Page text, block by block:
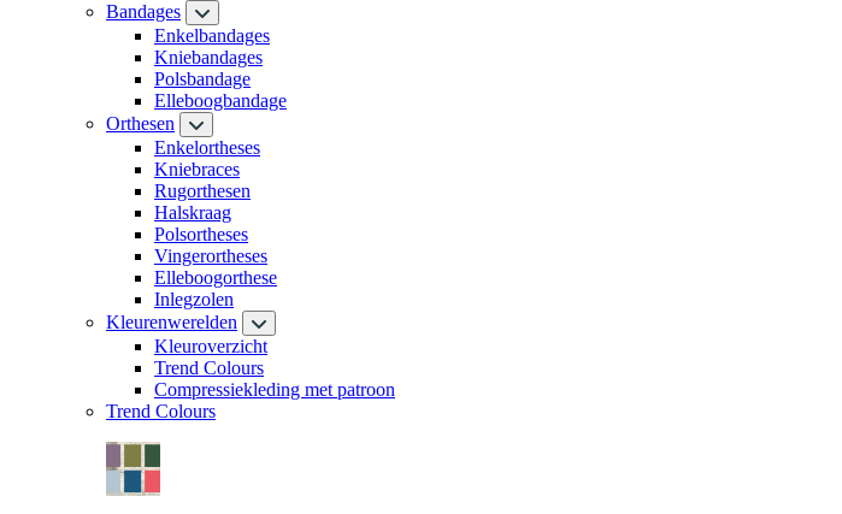
Bandages
Enkelbandages
Kniebandages
Polsbandage
Elleboogbandage
Orthesen
Enkelortheses
Kniebraces
Rugorthesen
Halskraag
Polsortheses
Vingerortheses
Elleboogorthese
Inlegzolen
Kleurenwerelden
Kleuroverzicht
Trend Colours
Compressiekleding met patroon
Trend Colours